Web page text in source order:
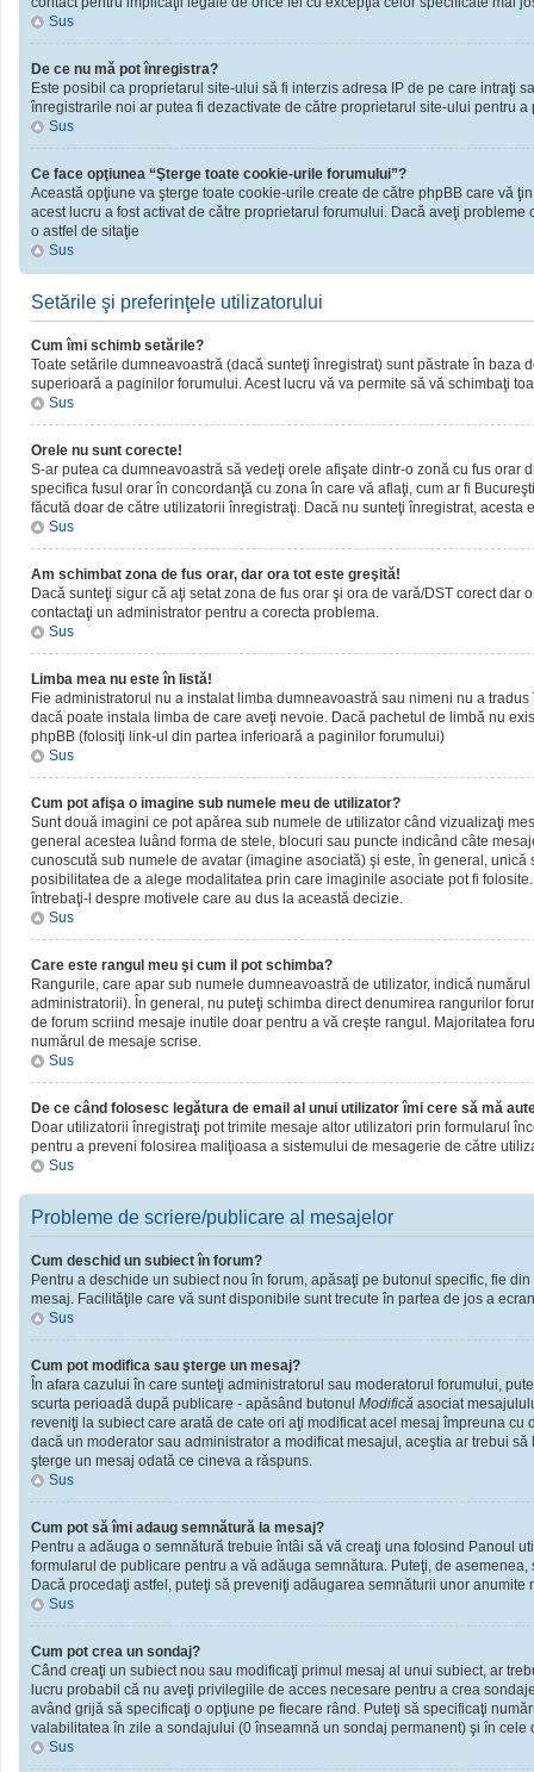
Sus
De ce nu mă pot înregistra?
Este posibil ca proprietarul site-ului să fi interzis adresa IP de pe care intraţi
înregistrarile noi ar putea fi dezactivate de către proprietarul site-ului pentru
Sus
Ce face opţiunea “Şterge toate cookie-urile forumului”?
Această opţiune va şterge toate cookie-urile create de către phpBB care vă
acest lucru a fost activat de către proprietarul forumului. Dacă aveţi
o astfel de sitaţie
Sus
Setările şi preferinţele utilizatorului
Cum îmi schimb setările?
Toate setările dumneavoastră (dacă sunteţi înregistrat) sunt păstrate în
superioară a paginilor forumului. Acest lucru vă va permite să vă schimbaţi
Sus
Orele nu sunt corecte!
S-ar putea ca dumneavoastră să vedeţi orele afişate dintr-o zonă cu fus
specifica fusul orar în concordanţă cu zona în care vă aflaţi, cum ar fi
făcută doar de către utilizatorii înregistraţi. Dacă nu sunteţi înregistrat, acesta
Sus
Am schimbat zona de fus orar, dar ora tot este greşită!
Dacă sunteţi sigur că aţi setat zona de fus orar şi ora de vară/DST corect
contactaţi un administrator pentru a corecta problema.
Sus
Limba mea nu este în listă!
Fie administratorul nu a instalat limba dumneavoastră sau nimeni nu a
dacă poate instala limba de care aveţi nevoie. Dacă pachetul de limbă nu
phpBB (folosiţi link-ul din partea inferioară a paginilor forumului)
Sus
Cum pot afişa o imagine sub numele meu de utilizator?
Sunt două imagini ce pot apărea sub numele de utilizator când vizualizaţi
general acestea luând forma de stele, blocuri sau puncte indicând câte
cunoscută sub numele de avatar (imagine asociată) şi este, în general,
posibilitatea de a alege modalitatea prin care imaginile asociate pot fi
întrebaţi-l despre motivele care au dus la această decizie.
Sus
Care este rangul meu şi cum il pot schimba?
Rangurile, care apar sub numele dumneavoastră de utilizator, indică
administratorii). În general, nu puteţi schimba direct denumirea rangurilor
de forum scriind mesaje inutile doar pentru a vă creşte rangul. Majoritatea
numărul de mesaje scrise.
Sus
De ce când folosesc legătura de email al unui utilizator îmi cere să mă
Doar utilizatorii înregistraţi pot trimite mesaje altor utilizatori prin formularul
pentru a preveni folosirea maliţioasa a sistemului de mesagerie de către
Sus
Probleme de scriere/publicare al mesajelor
Cum deschid un subiect în forum?
Pentru a deschide un subiect nou în forum, apăsaţi pe butonul specific, fie
mesaj. Facilităţile care vă sunt disponibile sunt trecute în partea de jos a
Sus
Cum pot modifica sau şterge un mesaj?
În afara cazului în care sunteţi administratorul sau moderatorul forumului,
scurta perioadă după publicare - apăsând butonul Modifică asociat
reveniţi la subiect care arată de cate ori aţi modificat acel mesaj împreuna
dacă un moderator sau administrator a modificat mesajul, aceştia ar trebui
şterge un mesaj odată ce cineva a răspuns.
Sus
Cum pot să îmi adaug semnătură la mesaj?
Pentru a adăuga o semnătură trebuie întâi să vă creaţi una folosind Panoul
formularul de publicare pentru a vă adăuga semnătura. Puteţi, de
Dacă procedaţi astfel, puteţi să preveniţi adăugarea semnăturii unor
Sus
Cum pot crea un sondaj?
Când creaţi un subiect nou sau modificaţi primul mesaj al unui subiect, ar
lucru probabil că nu aveţi privilegiile de acces necesare pentru a crea
având grijă să specificaţi o opţiune pe fiecare rând. Puteţi să specificaţi
valabilitatea în zile a sondajului (0 înseamnă un sondaj permanent) şi în
Sus